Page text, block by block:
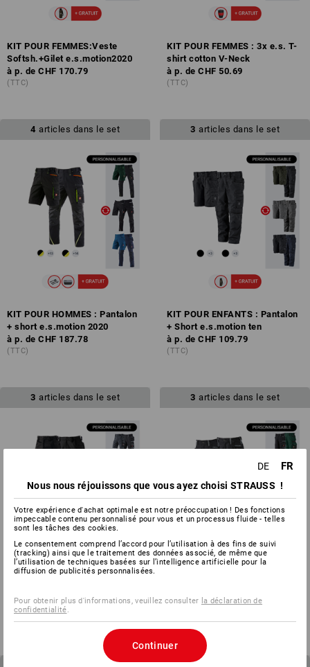
KIT POUR FEMMES:Veste
Softsh.+Gilet e.s.motion2020
à p. de CHF 170.79
(TTC)
KIT POUR FEMMES : 3x e.s. T-
shirt cotton V-Neck
à p. de CHF 50.69
(TTC)
4 articles dans le set
KIT POUR HOMMES : Pantalon
+ short e.s.motion 2020
à p. de CHF 187.78
(TTC)
3 articles dans le set
KIT POUR ENFANTS : Pantalon
+ Short e.s.motion ten
à p. de CHF 109.79
(TTC)
3 articles dans le set
travail+short e.s.motion
à p. de CHF 178.79
3 articles dans le set
+ Short e.s.motion
CHF 84.79
DE FR
Nous nous réjouissons que vous ayez choisi STRAUSS !
Votre expérience d'achat optimale est notre préoccupation ! Des fonctions
impeccable contenu personnalisé pour vous et un processus fluide - telles
sont les tâches des cookies.
Le consentement comprend l’accord pour l’utilisation à des fins de suivi
(tracking) ainsi que le traitement des données associé, de même que
l’utilisation de techniques basées sur l’intelligence artificielle pour la
diffusion de publicités personnalisées.
Pour obtenir plus d'informations, veuillez consulter la déclaration de
confidentialité
Continuer